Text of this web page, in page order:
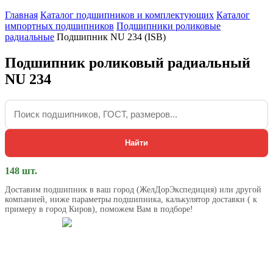
Главная Каталог подшипников и комплектующих Каталог
импортных подшипников Подшипники роликовые
радиальные Подшипник NU 234 (ISB)
Подшипник роликовый радиальный
NU 234
Найти
148 шт.
Доставим подшипник в ваш город (ЖелДорЭкспедиция) или другой
компанией, ниже параметры подшипника, калькулятор доставки ( к
примеру в город Киров), поможем Вам в подборе!